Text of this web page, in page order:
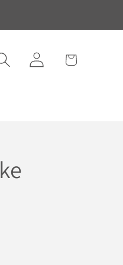
InloggenWinkelwagen